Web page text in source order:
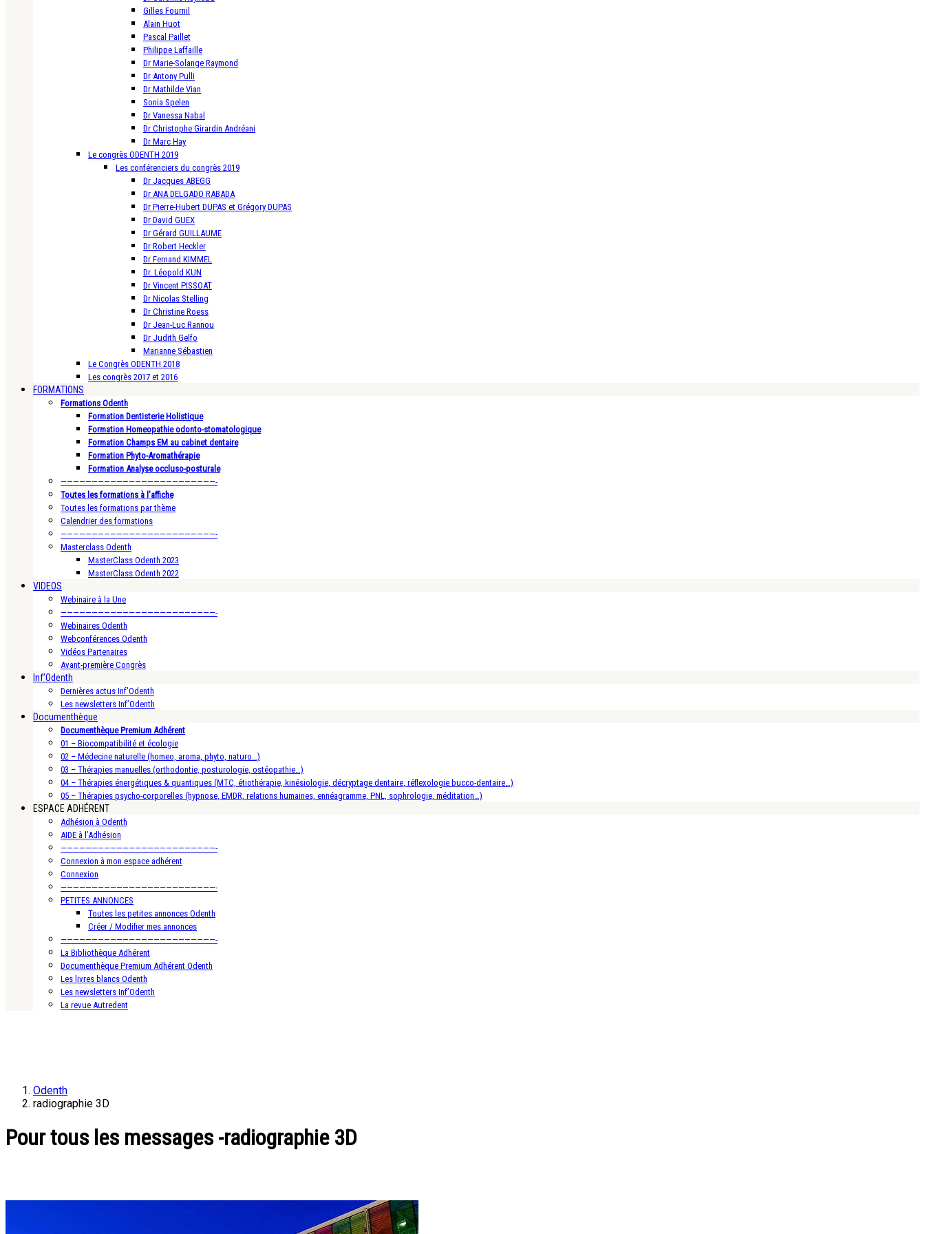
Gilles Fournil
Alain Huot
Pascal Paillet
Philippe Laffaille
Dr Marie-Solange Raymond
Dr Antony Pulli
Dr Mathilde Vian
Sonia Spelen
Dr Vanessa Nabal
Dr Christophe Girardin Andréani
Dr Marc Hay
Le congrès ODENTH 2019
Les conférenciers du congrès 2019
Dr Jacques ABEGG
Dr ANA DELGADO RABADA
Dr Pierre-Hubert DUPAS et Grégory DUPAS
Dr David GUEX
Dr Gérard GUILLAUME
Dr Robert Heckler
Dr Fernand KIMMEL
Dr. Léopold KUN
Dr Vincent PISSOAT
Dr Nicolas Stelling
Dr Christine Roess
Dr Jean-Luc Rannou
Dr Judith Gelfo
Marianne Sébastien
Le Congrès ODENTH 2018
Les congrès 2017 et 2016
FORMATIONS
Formations Odenth
Formation Dentisterie Holistique
Formation Homeopathie odonto-stomatologique
Formation Champs EM au cabinet dentaire
Formation Phyto-Aromathérapie
Formation Analyse occluso-posturale
—————————————————————————-
Toutes les formations à l’affiche
Toutes les formations par thème
Calendrier des formations
—————————————————————————-
Masterclass Odenth
MasterClass Odenth 2023
MasterClass Odenth 2022
VIDEOS
Webinaire à la Une
—————————————————————————-
Webinaires Odenth
Webconférences Odenth
Vidéos Partenaires
Avant-première Congrès
Inf’Odenth
Dernières actus Inf’Odenth
Les newsletters Inf’Odenth
Documenthèque
Documenthèque Premium Adhérent
01 – Biocompatibilité et écologie
02 – Médecine naturelle (homeo, aroma, phyto, naturo…)
03 – Thérapies manuelles (orthodontie, posturologie, ostéopathie…)
04 – Thérapies énergétiques & quantiques (MTC, étiothérapie, kinésiologie, décryptage dentaire, réflexologie bucco-dentaire…)
05 – Thérapies psycho-corporelles (hypnose, EMDR, relations humaines, ennéagramme, PNL, sophrologie, méditation…)
ESPACE ADHÉRENT
Adhésion à Odenth
AIDE à l’Adhésion
—————————————————————————-
Connexion à mon espace adhérent
Connexion
—————————————————————————-
PETITES ANNONCES
Toutes les petites annonces Odenth
Créer / Modifier mes annonces
—————————————————————————-
La Bibliothèque Adhérent
Documenthèque Premium Adhérent Odenth
Les livres blancs Odenth
Les newsletters Inf’Odenth
La revue Autredent
Odenth
radiographie 3D
Pour tous les messages -radiographie 3D